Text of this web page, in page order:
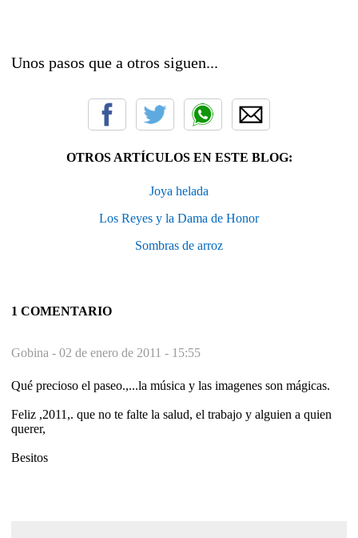
Unos pasos que a otros siguen...
OTROS ARTÍCULOS EN ESTE BLOG:
Joya helada
Los Reyes y la Dama de Honor
Sombras de arroz
1 COMENTARIO
Gobina - 02 de enero de 2011 - 15:55
Qué precioso el paseo.,...la música y las imagenes son mágicas.
Feliz ,2011,. que no te falte la salud, el trabajo y alguien a quien
querer,
Besitos